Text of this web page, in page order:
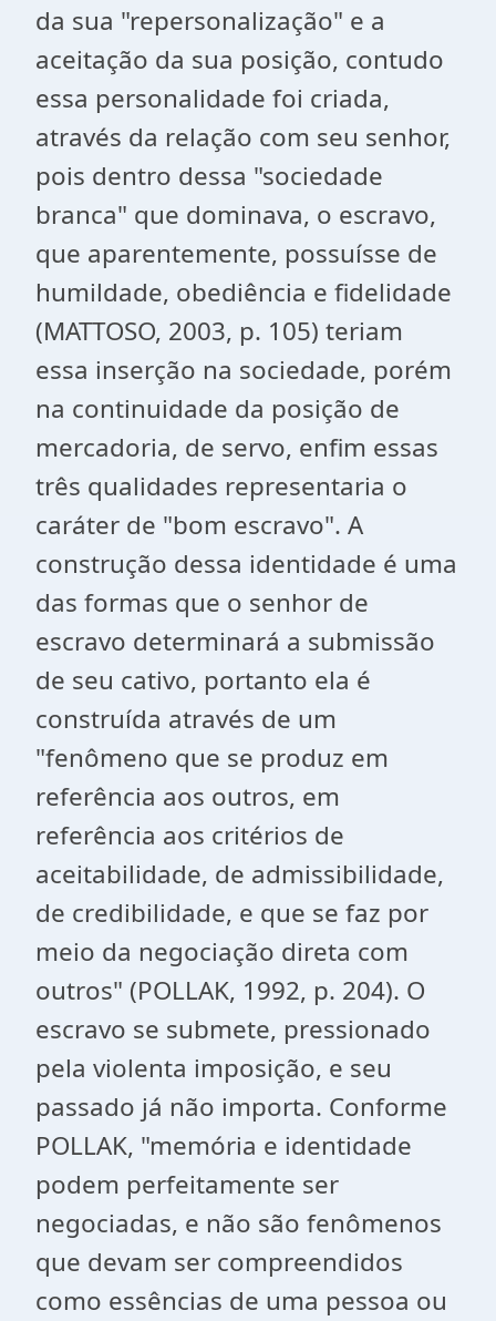
da sua "repersonalização" e a
aceitação da sua posição, contudo
essa personalidade foi criada,
através da relação com seu senhor,
pois dentro dessa "sociedade
branca" que dominava, o escravo,
que aparentemente, possuísse de
humildade, obediência e fidelidade
(MATTOSO, 2003, p. 105) teriam
essa inserção na sociedade, porém
na continuidade da posição de
mercadoria, de servo, enfim essas
três qualidades representaria o
caráter de "bom escravo". A
construção dessa identidade é uma
das formas que o senhor de
escravo determinará a submissão
de seu cativo, portanto ela é
construída através de um
"fenômeno que se produz em
referência aos outros, em
referência aos critérios de
aceitabilidade, de admissibilidade,
de credibilidade, e que se faz por
meio da negociação direta com
outros" (POLLAK, 1992, p. 204). O
escravo se submete, pressionado
pela violenta imposição, e seu
passado já não importa. Conforme
POLLAK, "memória e identidade
podem perfeitamente ser
negociadas, e não são fenômenos
que devam ser compreendidos
como essências de uma pessoa ou